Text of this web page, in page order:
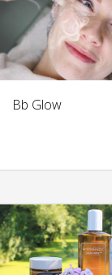
Bb Glow